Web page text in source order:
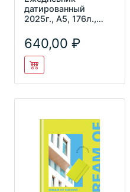
датированный
2025г., А5, 176л.,
кожзам, BG "Vie
640,00